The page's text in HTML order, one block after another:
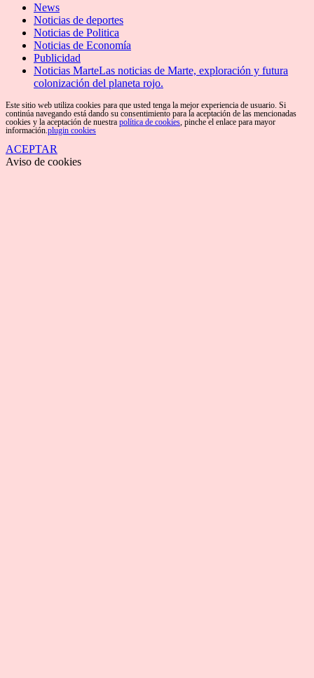
News
Noticias de deportes
Noticias de Politica
Noticias de Economía
Publicidad
Noticias MarteLas noticias de Marte, exploración y futura
colonización del planeta rojo.
Este sitio web utiliza cookies para que usted tenga la mejor experiencia de usuario. Si
continúa navegando está dando su consentimiento para la aceptación de las mencionadas
cookies y la aceptación de nuestra política de cookies , pinche el enlace para mayor
información. plugin cookies
ACEPTAR
Aviso de cookies